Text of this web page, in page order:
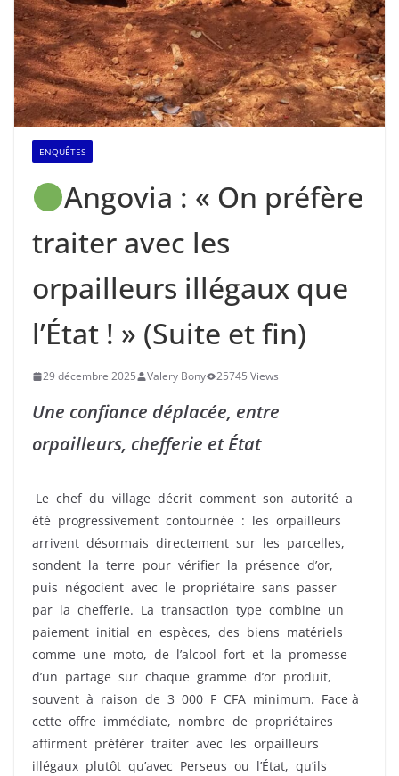
ENQUÊTES
Angovia : « On préfère
traiter avec les
orpailleurs illégaux que
l’État ! » (Suite et fin)
29 décembre 2025 Valery Bony 25745 Views
Une confiance déplacée, entre
orpailleurs, chefferie et État
Le chef du village décrit comment son autorité a
été progressivement contournée : les orpailleurs
arrivent désormais directement sur les parcelles,
sondent la terre pour vérifier la présence d’or,
puis négocient avec le propriétaire sans passer
par la chefferie. La transaction type combine un
paiement initial en espèces, des biens matériels
comme une moto, de l’alcool fort et la promesse
d’un partage sur chaque gramme d’or produit,
souvent à raison de 3 000 F CFA minimum. Face à
cette offre immédiate, nombre de propriétaires
affirment préférer traiter avec les orpailleurs
illégaux plutôt qu’avec Perseus ou l’État, qu’ils